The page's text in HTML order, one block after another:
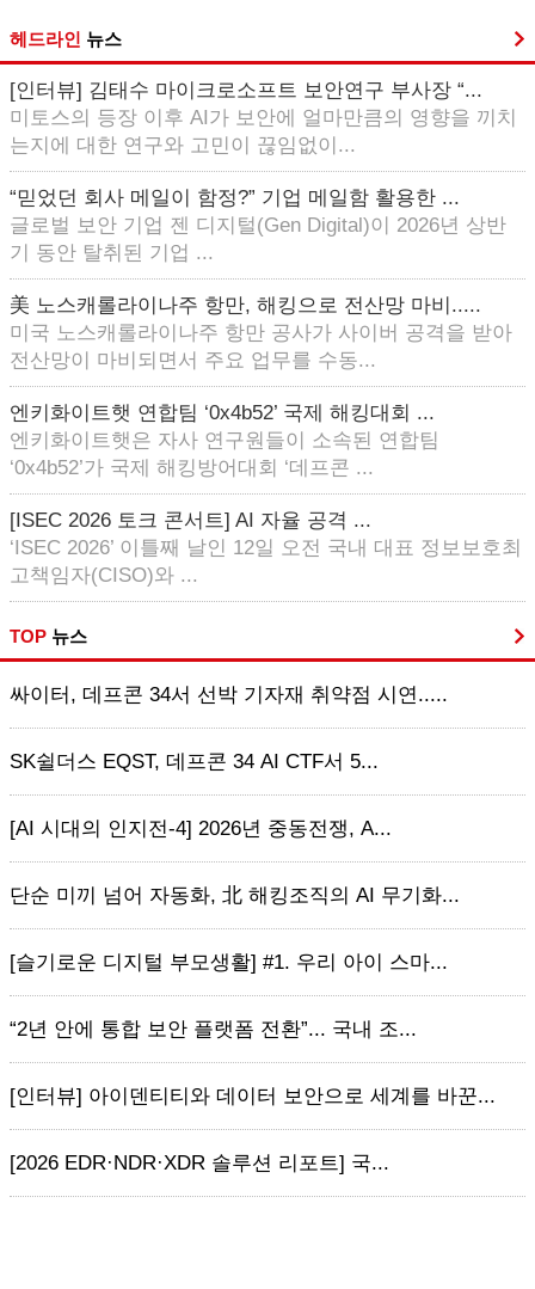
헤드라인 뉴스
[인터뷰] 김태수 마이크로소프트 보안연구 부사장 “...
미토스의 등장 이후 AI가 보안에 얼마만큼의 영향을 끼치
는지에 대한 연구와 고민이 끊임없이...
“믿었던 회사 메일이 함정?” 기업 메일함 활용한 ...
글로벌 보안 기업 젠 디지털(Gen Digital)이 2026년 상반
기 동안 탈취된 기업 ...
美 노스캐롤라이나주 항만, 해킹으로 전산망 마비.....
미국 노스캐롤라이나주 항만 공사가 사이버 공격을 받아
전산망이 마비되면서 주요 업무를 수동...
엔키화이트햇 연합팀 ‘0x4b52’ 국제 해킹대회 ...
엔키화이트햇은 자사 연구원들이 소속된 연합팀
‘0x4b52’가 국제 해킹방어대회 ‘데프콘 ...
[ISEC 2026 토크 콘서트] AI 자율 공격 ...
‘ISEC 2026’ 이틀째 날인 12일 오전 국내 대표 정보보호최
고책임자(CISO)와 ...
TOP 뉴스
싸이터, 데프콘 34서 선박 기자재 취약점 시연.....
SK쉴더스 EQST, 데프콘 34 AI CTF서 5...
[AI 시대의 인지전-4] 2026년 중동전쟁, A...
단순 미끼 넘어 자동화, 北 해킹조직의 AI 무기화...
[슬기로운 디지털 부모생활] #1. 우리 아이 스마...
“2년 안에 통합 보안 플랫폼 전환”... 국내 조...
[인터뷰] 아이덴티티와 데이터 보안으로 세계를 바꾼...
[2026 EDR·NDR·XDR 솔루션 리포트] 국...